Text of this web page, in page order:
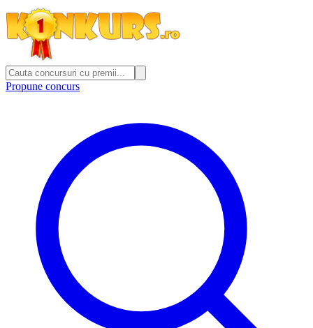
Propune concurs